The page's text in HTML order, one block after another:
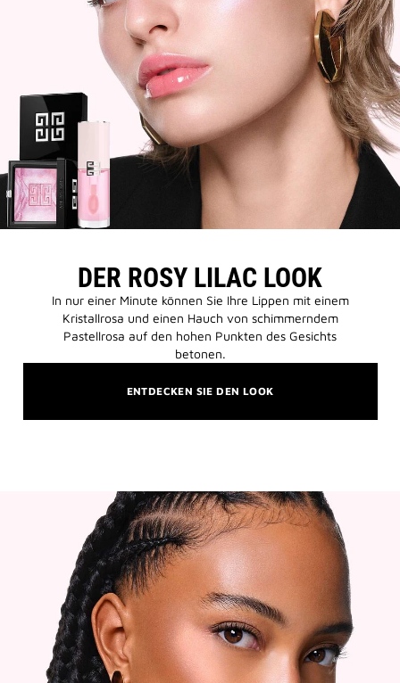
DER ROSY LILAC LOOK
In nur einer Minute können Sie Ihre Lippen mit einem
Kristallrosa und einen Hauch von schimmerndem
Pastellrosa auf den hohen Punkten des Gesichts
betonen.
ENTDECKEN SIE DEN LOOK